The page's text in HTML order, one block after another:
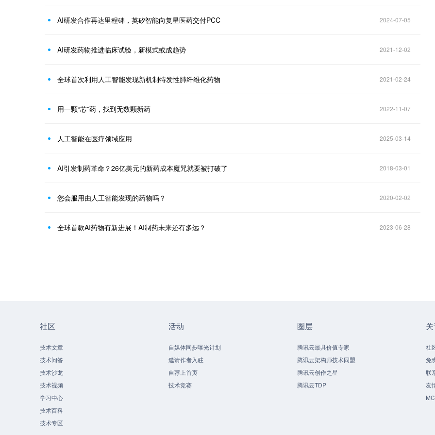
AI研发合作再达里程碑，英矽智能向复星医药交付PCC 2024-07-05
AI研发药物推进临床试验，新模式或成趋势 2021-12-02
全球首次利用人工智能发现新机制特发性肺纤维化药物 2021-02-24
用一颗“芯”药，找到无数颗新药 2022-11-07
人工智能在医疗领域应用 2025-03-14
AI引发制药革命？26亿美元的新药成本魔咒就要被打破了 2018-03-01
您会服用由人工智能发现的药物吗？ 2020-02-02
全球首款AI药物有新进展！AI制药未来还有多远？ 2023-06-28
社区
技术文章
技术问答
技术沙龙
技术视频
学习中心
技术百科
技术专区
活动
自媒体同步曝光计划
邀请作者入驻
自荐上首页
技术竞赛
圈层
腾讯云最具价值专家
腾讯云架构师技术同盟
腾讯云创作之星
腾讯云TDP
社
免
联
友